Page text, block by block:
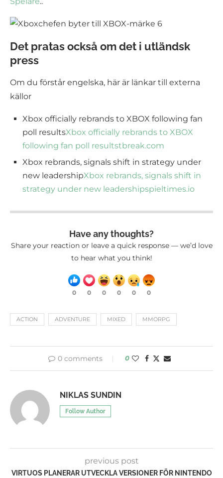
Det pratas också om det i utländsk
press
Om du förstår engelska, här är länkar till externa
källor
Xbox officially rebrands to XBOX following fan
poll resultsXbox officially rebrands to XBOX
following fan poll resultstbreak.com
Xbox rebrands, signals shift in strategy under
new leadershipXbox rebrands, signals shift in
strategy under new leadershipspieltimes.io
Have any thoughts?
Share your reaction or leave a quick response — we’d love
to hear what you think!
0 0 0 0 0 0
ACTION ADVENTURE MIXED MMORPG
0 comments 0
NIKLAS SUNDIN
Follow Author
previous post
VIRTUOS PLANERAR UTVECKLA VERSIONER FÖR NINTENDO